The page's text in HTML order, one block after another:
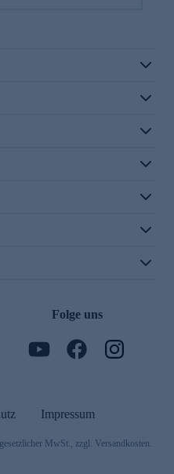
Folge uns
Impressum
MwSt., zzgl. Versandkosten.